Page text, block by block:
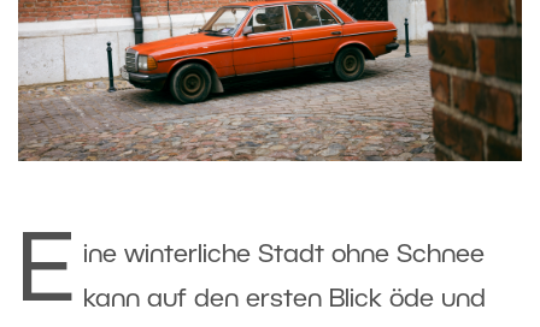
E ine winterliche Stadt ohne Schnee
kann auf den ersten Blick öde und